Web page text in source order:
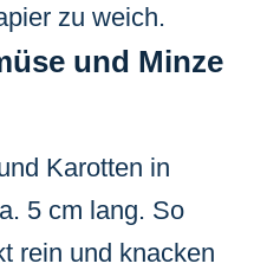
zu weich.
und Minze
Karotten in
5 cm lang. So
rein und knacken